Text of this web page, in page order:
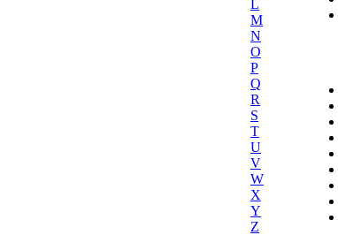
L
M
N
O
P
Q
R
S
T
U
V
W
X
Y
Z